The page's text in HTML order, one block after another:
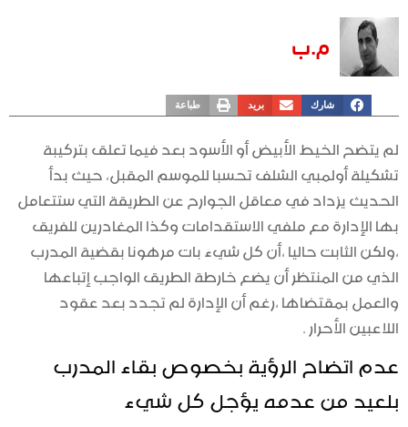
م.ب
شارك بريد طباعة
لم يتضح الخيط الأبيض أو الأسود بعد فيما تعلق بتركيبة
تشكيلة أولمبي الشلف تحسبا للموسم المقبل، حيث بدأ
الحديث يزداد في معاقل الجوارح عن الطريقة التي ستتعامل
بها الإدارة مع ملفي الاستقدامات وكذا المغادرين للفريق
،ولكن الثابت حاليا ،أن كل شيء بات مرهونا بقضية المدرب
الذي من المنتظر أن يضع خارطة الطريق الواجب إتباعها
والعمل بمقتضاها ،رغم أن الإدارة لم تجدد بعد عقود
اللاعبين الأحرار .
عدم اتضاح الرؤية بخصوص بقاء المدرب
بلعيد من عدمه يؤجل كل شيء